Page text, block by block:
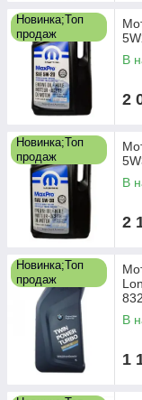
Новинка;Топ
продаж
В
2
Новинка;Топ
продаж
В
2
Новинка;Топ
продаж
В
1